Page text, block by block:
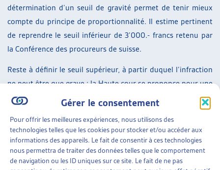
Gérer le consentement
Pour offrir les meilleures expériences, nous utilisons des
technologies telles que les cookies pour stocker et/ou accéder aux
informations des appareils. Le fait de consentir à ces technologies
nous permettra de traiter des données telles que le comportement
de navigation ou les ID uniques sur ce site. Le fait de ne pas
détermination d’un seuil de gravité permet de tenir mieux
compte du principe de proportionnalité. Il estime pertinent
de reprendre le seuil inférieur de 3’000.- francs retenu par
la Conférence des procureurs de suisse.
Reste à définir le seuil supérieur, à partir duquel l’infraction
ne peut être que grave : la Haute cour se prononce pour une
limite de 36’000.- francs, ce qui représentent six mois de
Entre le seuil inférieur de 3’000.- francs et celui, supérieur,
de 35’999.99, la qualification du délit demande un examen
approfondi et dépend du degré de culpabilité de l’auteur, de